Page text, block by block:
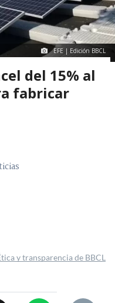
EFE | Edición BBCL
del 15% al
fabricar
y transparencia de BBCL